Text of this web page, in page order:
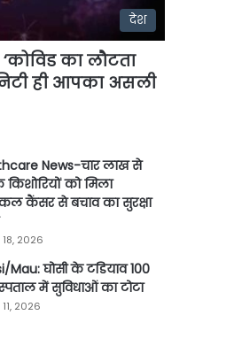
देश
का लौटता
ही आपका असली
News-चार लाख से
को मिला
कैंसर से बचाव का सुरक्षा
18, 2026
Mau: घोसी के टडियाव 100
में सुविधाओं का टोटा
2026